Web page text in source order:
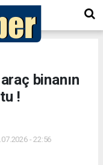
binanın
!
- 22:56